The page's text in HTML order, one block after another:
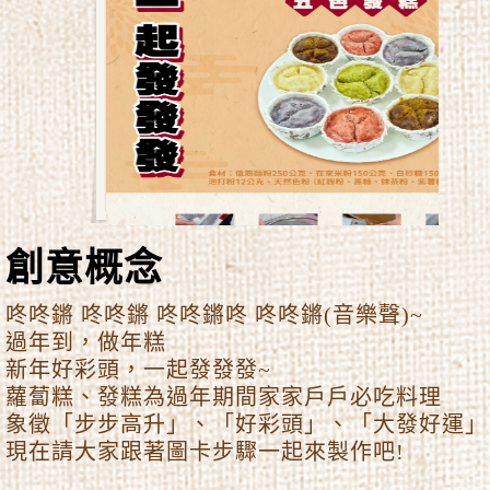
創意概念
咚咚鏘 咚咚鏘 咚咚鏘咚 咚咚鏘(音樂聲)~
過年到，做年糕
新年好彩頭，一起發發發~
蘿蔔糕、發糕為過年期間家家戶戶必吃料理
象徵「步步高升」、「好彩頭」、「大發好運」
現在請大家跟著圖卡步驟一起來製作吧!